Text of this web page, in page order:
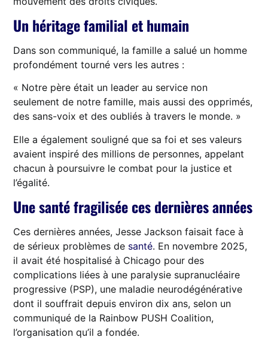
Un héritage familial et humain
Dans son communiqué, la famille a salué un homme
profondément tourné vers les autres :
« Notre père était un leader au service non
seulement de notre famille, mais aussi des opprimés,
des sans-voix et des oubliés à travers le monde. »
Elle a également souligné que sa foi et ses valeurs
avaient inspiré des millions de personnes, appelant
chacun à poursuivre le combat pour la justice et
l’égalité.
Une santé fragilisée ces dernières années
Ces dernières années, Jesse Jackson faisait face à
de sérieux problèmes de santé. En novembre 2025,
il avait été hospitalisé à Chicago pour des
complications liées à une paralysie supranucléaire
progressive (PSP), une maladie neurodégénérative
dont il souffrait depuis environ dix ans, selon un
communiqué de la Rainbow PUSH Coalition,
l’organisation qu’il a fondée.